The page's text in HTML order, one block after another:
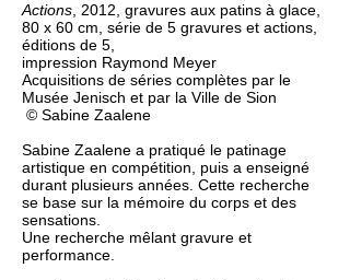
Actions , 2012, gravures aux patins à glace,
80 x 60 cm, série de 5 gravures et actions,
éditions de 5,
impression Raymond Meyer
Acquisitions de séries complètes par le
Musée Jenisch et par la Ville de Sion
© Sabine Zaalene
Sabine Zaalene a pratiqué le patinage
artistique en compétition, puis a enseigné
durant plusieurs années. Cette recherche
se base sur la mémoire du corps et des
sensations.
Une recherche mêlant gravure et
performance.